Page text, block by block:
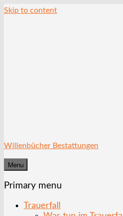
Skip to content
Willenbücher Bestattungen
Menu
Primary menu
Trauerfall